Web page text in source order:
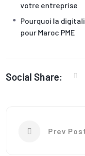
votre entreprise
Pourquoi la
pour Maroc PME
Social Share:
Prev